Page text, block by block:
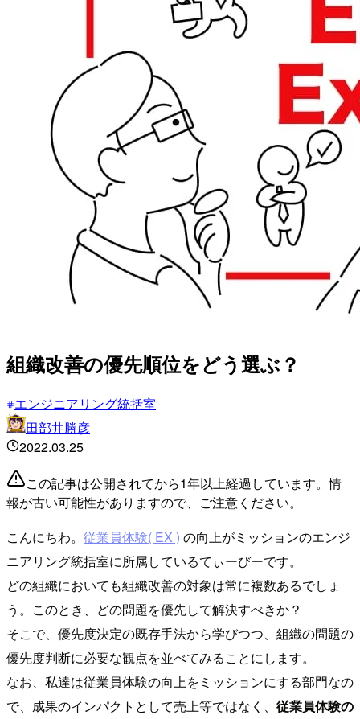
組織改善の優先順位をどう選ぶ？
エンジニアリング統括室
田部井勝彦
2022.03.25
この記事は公開されてから1年以上経過しています。情
報が古い可能性がありますので、ご注意ください。
こんにちわ。 従業員体験( EX ) の向上がミッションのエンジ
ニアリング統括室に所属しているてぃーびーです。
どの組織においても組織改善の対象は常に複数あるでしょ
う。このとき、どの問題を優先して解決すべきか？
そこで、優先度決定の既存手法から学びつつ、組織の問題の
優先度判断に必要な観点を並べてみることにします。
なお、私達は従業員体験の向上をミッションにする部門なの
で、成果のインパクトとして売上等ではなく、 従業員体験の